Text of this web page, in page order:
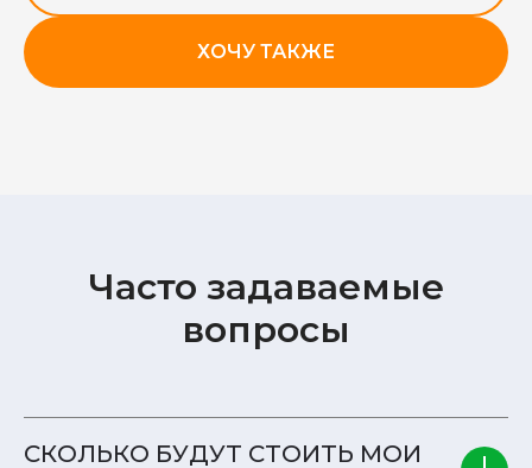
ХОЧУ ТАКЖЕ
Часто задаваемые
вопросы
СКОЛЬКО БУДУТ СТОИТЬ МОИ